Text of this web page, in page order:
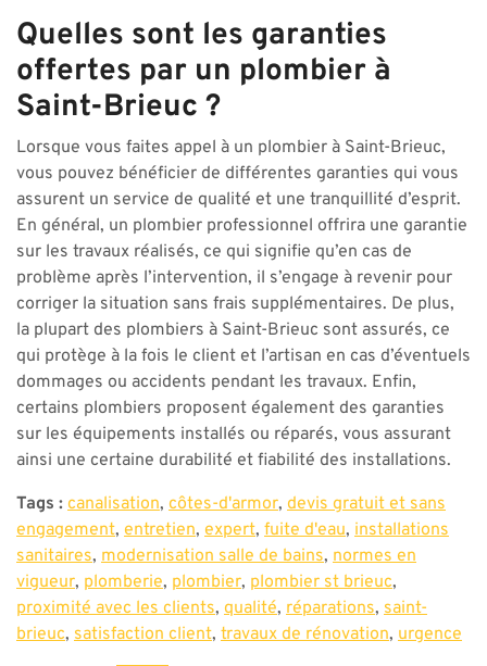
Quelles sont les garanties
offertes par un plombier à
Saint-Brieuc ?
Lorsque vous faites appel à un plombier à Saint-Brieuc,
vous pouvez bénéficier de différentes garanties qui vous
assurent un service de qualité et une tranquillité d’esprit.
En général, un plombier professionnel offrira une garantie
sur les travaux réalisés, ce qui signifie qu’en cas de
problème après l’intervention, il s’engage à revenir pour
corriger la situation sans frais supplémentaires. De plus,
la plupart des plombiers à Saint-Brieuc sont assurés, ce
qui protège à la fois le client et l’artisan en cas d’éventuels
dommages ou accidents pendant les travaux. Enfin,
certains plombiers proposent également des garanties
sur les équipements installés ou réparés, vous assurant
ainsi une certaine durabilité et fiabilité des installations.
Tags : canalisation, côtes-d'armor, devis gratuit et sans
engagement, entretien, expert, fuite d'eau, installations
sanitaires, modernisation salle de bains, normes en
vigueur, plomberie, plombier, plombier st brieuc,
proximité avec les clients, qualité, réparations, saint-
brieuc, satisfaction client, travaux de rénovation, urgence